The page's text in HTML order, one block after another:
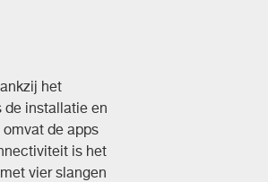
het
installatie en
de apps
is het
vier slangen